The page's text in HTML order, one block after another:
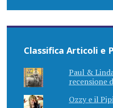
Classifica Articoli e
Paul &
recensione
Ozzy e il